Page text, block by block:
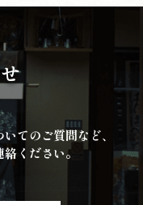
てのご質問など、
ください。